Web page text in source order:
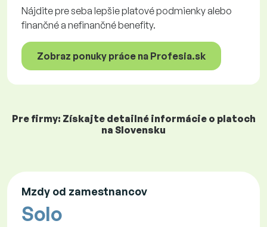
Nájdite pre seba lepšie platové podmienky alebo
finančné a nefinančné benefity.
Zobraz ponuky práce na Profesia.sk
Pre firmy: Získajte detailné informácie o platoch
na Slovensku
Mzdy od zamestnancov
Solo